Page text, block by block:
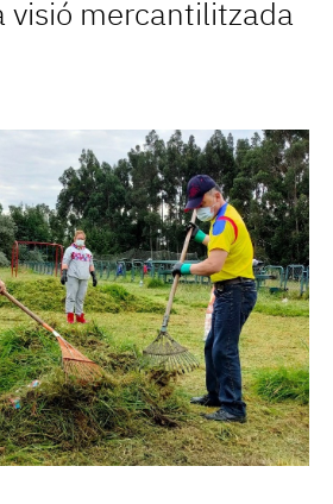
visió mercantilitzada